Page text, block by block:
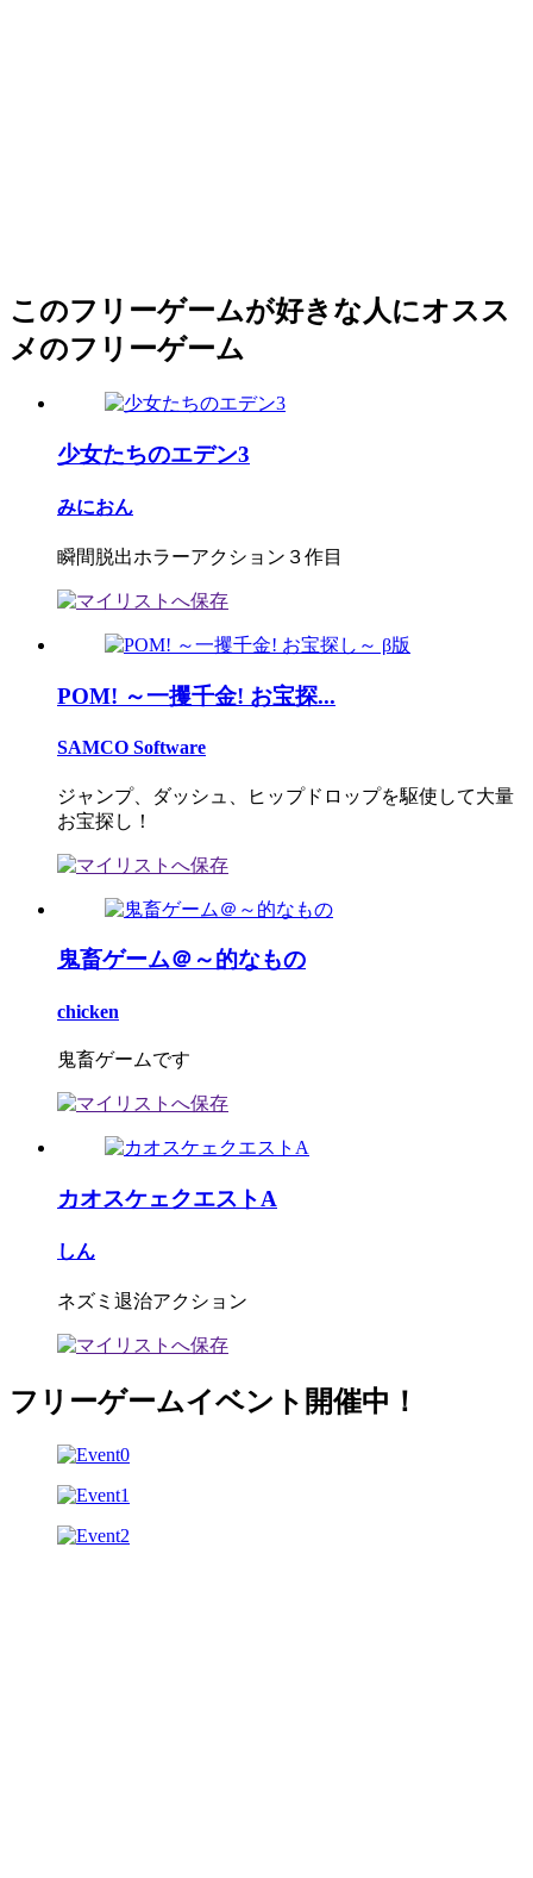
このフリーゲームが好きな人にオスス
メのフリーゲーム
少女たちのエデン3
みにおん
瞬間脱出ホラーアクション３作目
POM! ～一攫千金! お宝探...
SAMCO Software
ジャンプ、ダッシュ、ヒップドロップを駆使して大量
お宝探し！
鬼畜ゲーム＠～的なもの
chicken
鬼畜ゲームです
カオスケェクエストA
しん
ネズミ退治アクション
フリーゲームイベント開催中！